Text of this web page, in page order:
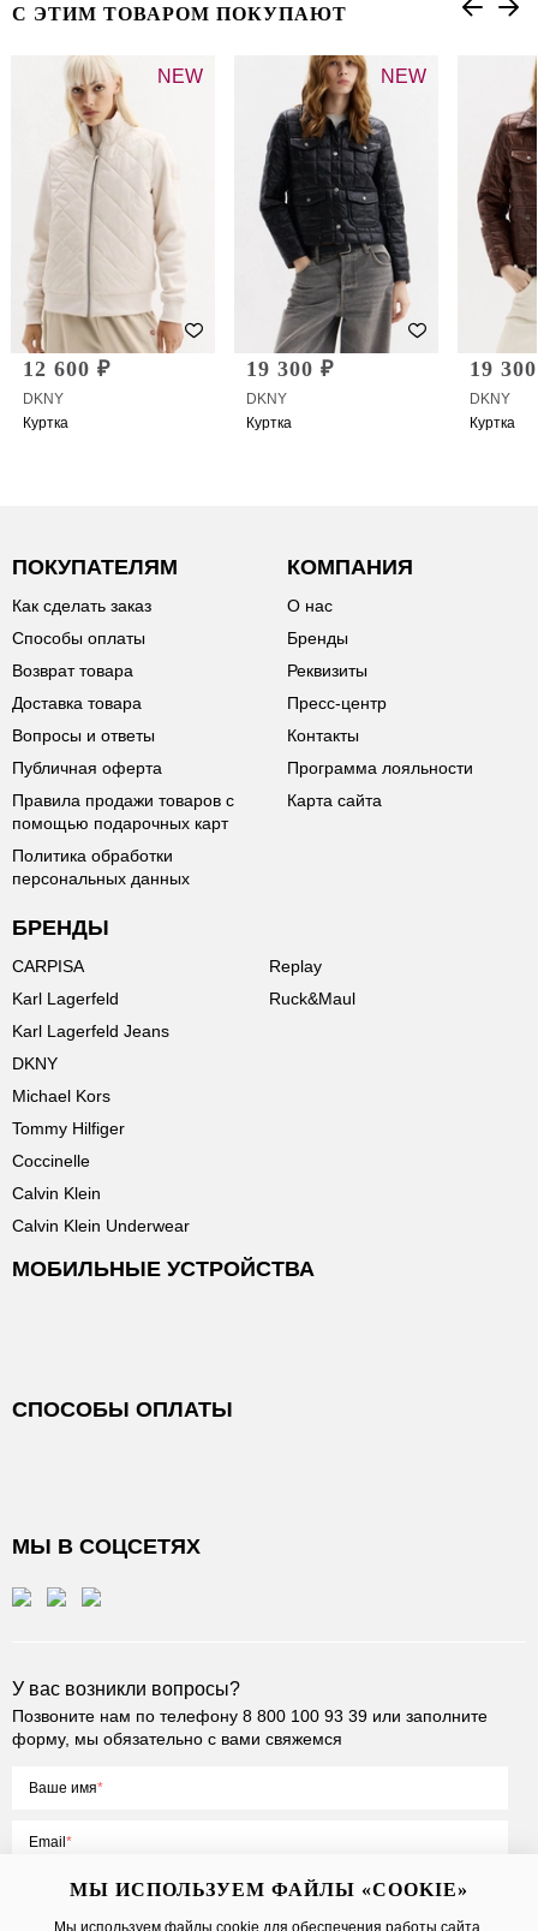
С ЭТИМ ТОВАРОМ ПОКУПАЮТ
NEW
12 600 ₽
DKNY
Куртка
NEW
19 300 ₽
DKNY
Куртка
19
DKNY
Куртка
ПОКУПАТЕЛЯМ
Как сделать заказ
Способы оплаты
Возврат товара
Доставка товара
Вопросы и ответы
Публичная оферта
Правила продажи товаров с
помощью подарочных карт
Политика обработки
персональных данных
КОМПАНИЯ
О нас
Бренды
Реквизиты
Пресс-центр
Контакты
Программа лояльности
Карта сайта
БРЕНДЫ
CARPISA
Karl Lagerfeld
Karl Lagerfeld Jeans
DKNY
Michael Kors
Tommy Hilfiger
Coccinelle
Calvin Klein
Calvin Klein Underwear
Replay
Ruck&Maul
МОБИЛЬНЫЕ УСТРОЙСТВА
СПОСОБЫ ОПЛАТЫ
МЫ В СОЦСЕТЯХ
У вас возникли вопросы?
Позвоните нам по телефону 8 800 100 93 39 или заполните
форму, мы обязательно с вами свяжемся
Ваше имя
Email
МЫ ИСПОЛЬЗУЕМ ФАЙЛЫ «COOKIE»
Мы используем файлы cookie для обеспечения работы сайта,